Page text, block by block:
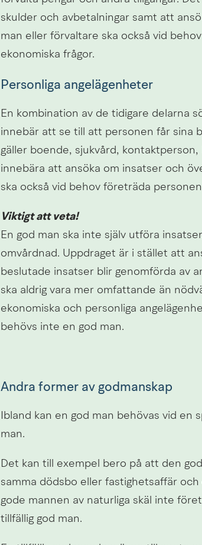
skulder och avbetalningar samt att
man eller förvaltare ska också vid
ekonomiska frågor.
Personliga angelägenheter
En kombination av de tidigare delarna
innebär att se till att personen får sina
gäller boende, sjukvård,
innebära att ansöka om insatser och
ska också vid behov företräda
Viktigt att veta!
En god man ska inte själv utföra
omvårdnad. Uppdraget är i stället att
beslutade insatser blir genomförda av
ska aldrig vara mer omfattande än
ekonomiska och personliga
behövs inte en god man.
Andra former av godmanskap
Ibland kan en god man behövas vid en
man.
Det kan till exempel bero på att den
samma dödsbo eller fastighetsaffär
gode mannen av naturliga skäl inte
tillfällig god man.